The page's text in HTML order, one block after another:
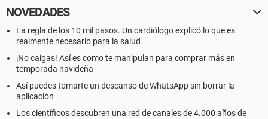
NOVEDADES
La regla de los 10 mil pasos. Un cardiólogo explicó lo que es
realmente necesario para la salud
¡No caigas! Así es como te manipulan para comprar más en
temporada navideña
Así puedes tomarte un descanso de WhatsApp sin borrar la
aplicación
Los científicos descubren una red de canales de 4.000 años de